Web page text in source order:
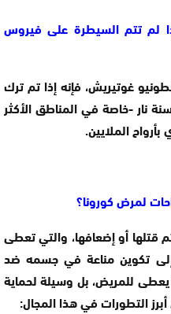
لم تتم السيطرة على فيروس
غوتيريش، فإنه إذا تم ترك
نار -خاصة في المناطق الأكثر
الملايين.
قتلها أو إضعافها، والتي تعطى
تكوين مناعة في جسمه ضد
للمريض، بل وسيلة لحماية
التطورات في هذا المجال: